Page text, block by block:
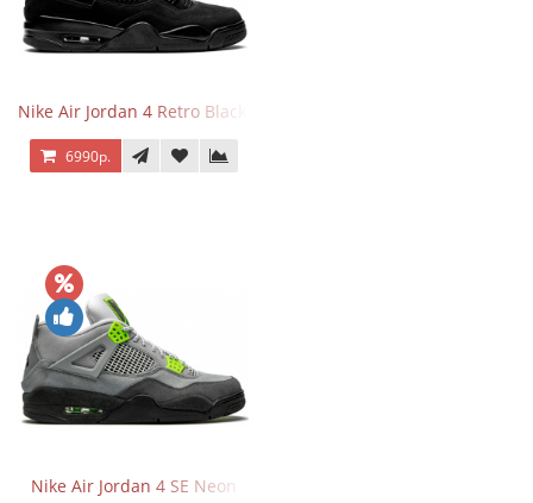
Nike Air Jordan 4 Retro Black Cat
6990р.
Nike Air Jordan 4 SE Neon